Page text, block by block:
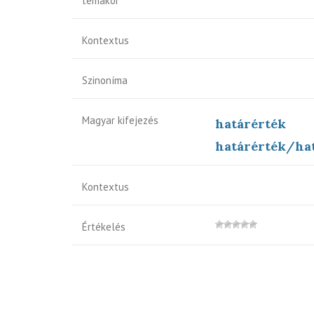
Kontextus
Szinoníma
Magyar kifejezés
határérték
határérték/
Kontextus
Értékelés